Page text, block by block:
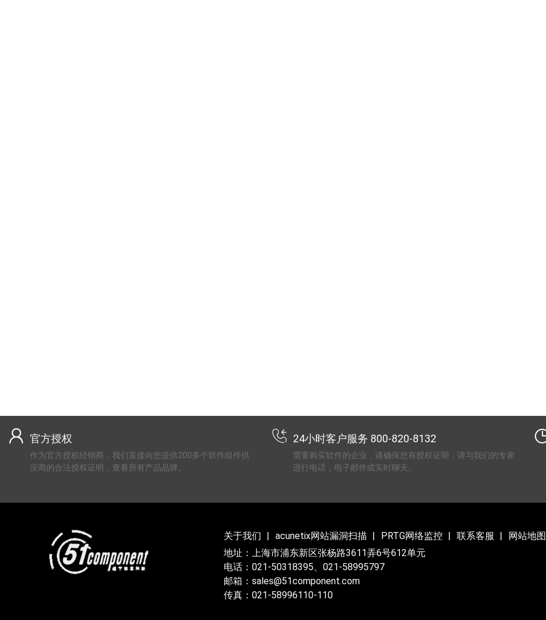
官方授权
作为官方授权经销商，我们直接向您提供200多个软件组件供
应商的合法授权证明，查看所有产品品牌。
24小时客户服务 800-820-8132
需要购买软件的企业，请确保您有授权证明，请与我们的专家
进行电话，电子邮件或实时聊天。
关于我们 acunetix网站漏洞扫描 PRTG网络监控 联系客服 网站地图
地址：上海市浦东新区张杨路3611弄6号612单元
电话：021-50318395、021-58995797
邮箱：sales@51component.com
传真：021-58996110-110